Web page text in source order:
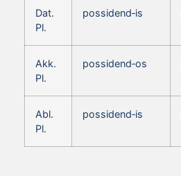
Dat.
Pl.
possidend‑is
Akk.
Pl.
possidend‑os
Abl.
Pl.
possidend‑is